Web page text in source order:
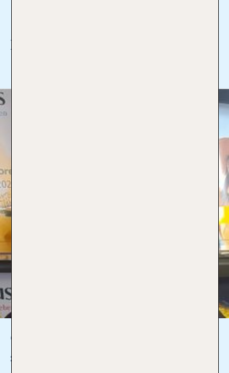
Ich bin Profi für:
Christine Hörning
stv. Büroleitung